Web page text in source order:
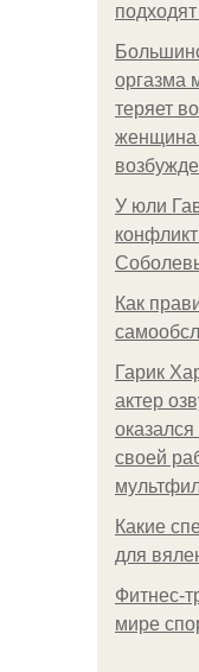
оргазма
теряет
женщина
У юли
Как
Гарик
актер
своей
Какие
для
Фитнес-
мире